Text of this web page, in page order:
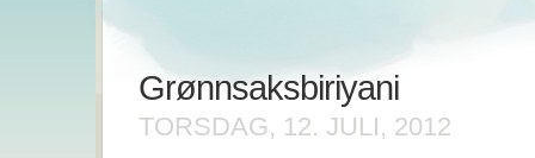
Grønnsaksbiriyani
TORSDAG, 12. JULI, 2012